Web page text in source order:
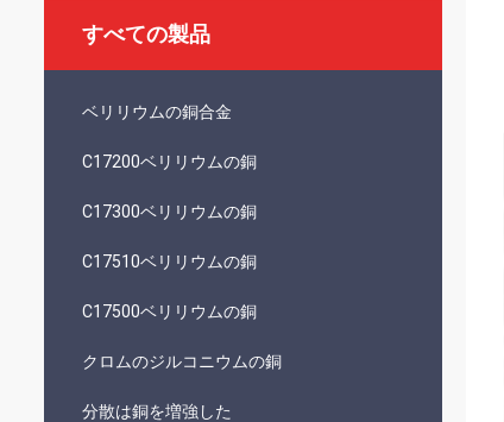
すべての製品
ベリリウムの銅合金
C17200ベリリウムの銅
C17300ベリリウムの銅
C17510ベリリウムの銅
C17500ベリリウムの銅
クロムのジルコニウムの銅
分散は銅を増強した